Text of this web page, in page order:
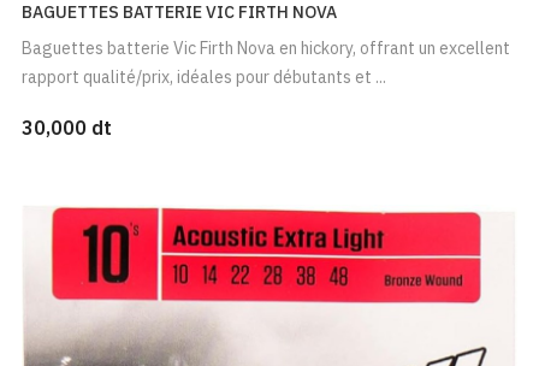
BAGUETTES BATTERIE VIC FIRTH NOVA
Baguettes batterie Vic Firth Nova en hickory, offrant un excellent
rapport qualité/prix, idéales pour débutants et ...
30,000 dt